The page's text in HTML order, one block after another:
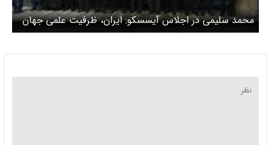
محمد سلیمی در اجلاس آیسسکو: ایران، ظرفیت علمی جهان
اسلام را سرمایه‌ای مشترک می‌داند